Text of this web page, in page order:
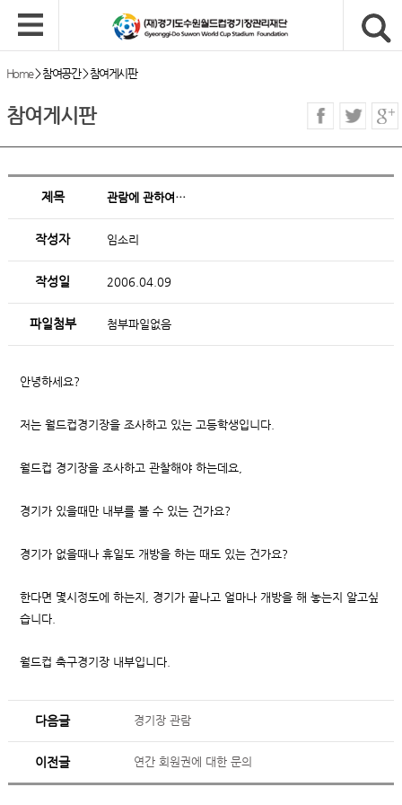
Home>참여공간>참여게시판
참여게시판
제목 관람에 관하여…
작성자 임소리
작성일 2006.04.09
파일첨부 첨부파일없음
안녕하세요?
저는 월드컵경기장을 조사하고 있는 고등학생입니다.
월드컵 경기장을 조사하고 관찰해야 하는데요,
경기가 있을때만 내부를 볼 수 있는 건가요?
경기가 없을때나 휴일도 개방을 하는 때도 있는 건가요?
한다면 몇시정도에 하는지, 경기가 끝나고 얼마나 개방을 해 놓는지 알고싶
습니다.
월드컵 축구경기장 내부입니다.
다음글 경기장 관람
이전글 연간 회원권에 대한 문의